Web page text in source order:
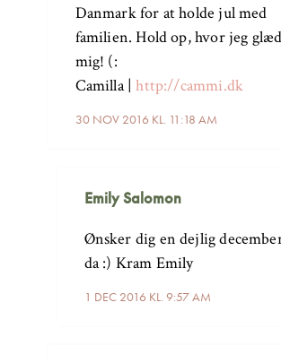
30 NOV 2016 KL. 11:18 AM
Danmark for at holde jul med
familien. Hold op, hvor jeg
mig! (:
Camilla |http://cammi.dk
Emily Salomon
1 DEC 2016 KL. 9:57 AM
Ønsker dig en dejlig
da :) Kram Emily